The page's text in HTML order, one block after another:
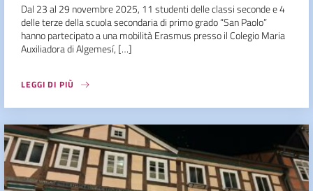
Dal 23 al 29 novembre 2025, 11 studenti delle classi seconde e 4
delle terze della scuola secondaria di primo grado “San Paolo”
hanno partecipato a una mobilità Erasmus presso il Colegio Maria
Auxiliadora di Algemesí, […]
LEGGI DI PIÙ